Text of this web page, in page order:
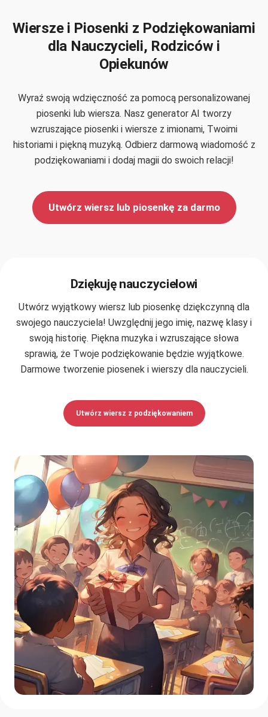
Wiersze i Piosenki z Podziękowaniami
dla Nauczycieli, Rodziców i
Opiekunów
Wyraź swoją wdzięczność za pomocą personalizowanej
piosenki lub wiersza. Nasz generator AI tworzy
wzruszające piosenki i wiersze z imionami, Twoimi
historiami i piękną muzyką. Odbierz darmową wiadomość z
podziękowaniami i dodaj magii do swoich relacji!
Utwórz wiersz lub piosenkę za darmo
Dziękuję nauczycielowi
Utwórz wyjątkowy wiersz lub piosenkę dziękczynną dla
swojego nauczyciela! Uwzględnij jego imię, nazwę klasy i
swoją historię. Piękna muzyka i wzruszające słowa
sprawią, że Twoje podziękowanie będzie wyjątkowe.
Darmowe tworzenie piosenek i wierszy dla nauczycieli.
Utwórz wiersz z podziękowaniem